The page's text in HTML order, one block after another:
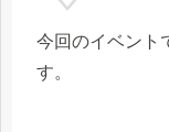
今回のイベント
す。